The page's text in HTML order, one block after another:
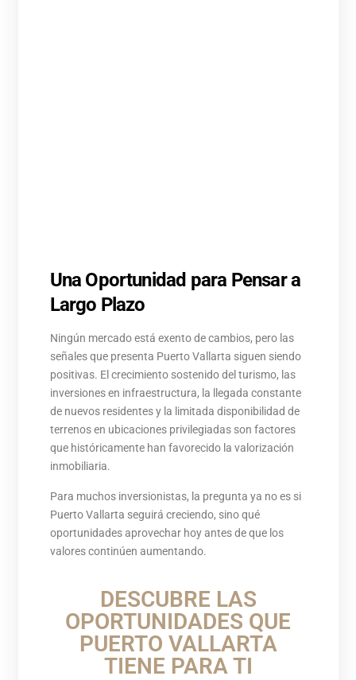
Una Oportunidad para Pensar a
Largo Plazo
Ningún mercado está exento de cambios, pero las
señales que presenta Puerto Vallarta siguen siendo
positivas. El crecimiento sostenido del turismo, las
inversiones en infraestructura, la llegada constante
de nuevos residentes y la limitada disponibilidad de
terrenos en ubicaciones privilegiadas son factores
que históricamente han favorecido la valorización
inmobiliaria.
Para muchos inversionistas, la pregunta ya no es si
Puerto Vallarta seguirá creciendo, sino qué
oportunidades aprovechar hoy antes de que los
valores continúen aumentando.
DESCUBRE LAS
OPORTUNIDADES QUE
PUERTO VALLARTA
TIENE PARA TI